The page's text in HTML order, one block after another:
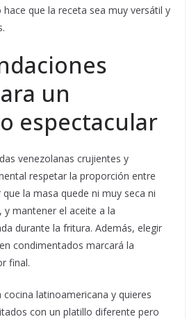
que la receta sea muy versátil y
un
espectacular
venezolanas crujientes y
respetar la proporción entre
la masa quede ni muy seca ni
y mantener el aceite a la
durante la fritura. Además, elegir
condimentados marcará la
final.
cocina latinoamericana y quieres
con un platillo diferente pero